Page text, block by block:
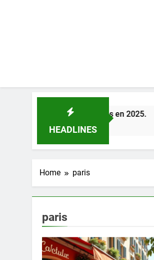
HEADLINES
la Loire à Orléans en 2025.
Home paris
paris